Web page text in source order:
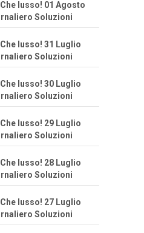
lusso! 01 Agosto
Soluzioni
lusso! 31 Luglio
Soluzioni
lusso! 30 Luglio
Soluzioni
lusso! 29 Luglio
Soluzioni
lusso! 28 Luglio
Soluzioni
lusso! 27 Luglio
Soluzioni